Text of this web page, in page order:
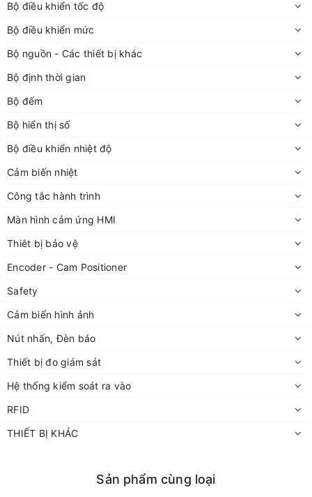
Bộ điều khiển tốc độ
Bộ điều khiển mức
Bộ nguồn - Các thiết bị khác
Bộ định thời gian
Bộ đếm
Bộ hiển thị số
Bộ điều khiển nhiệt độ
Cảm biến nhiệt
Công tắc hành trình
Màn hình cảm ứng HMI
Thiêt bị bảo vệ
Encoder - Cam Positioner
Safety
Cảm biến hình ảnh
Nút nhấn, Đèn báo
Thiết bị đo giám sát
Hệ thống kiểm soát ra vào
RFID
THIẾT BỊ KHÁC
Sản phẩm cùng loại